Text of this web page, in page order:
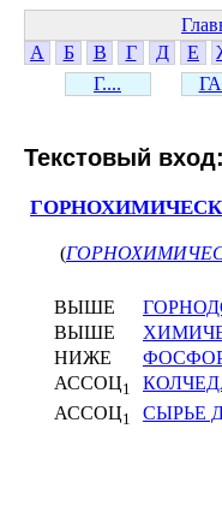
А
Б В Г Д Е
Г....
Текстовый вход:
(
ВЫШЕ
ВЫШЕ
НИЖЕ
АССОЦ1
АССОЦ1 СЫРЬЕ